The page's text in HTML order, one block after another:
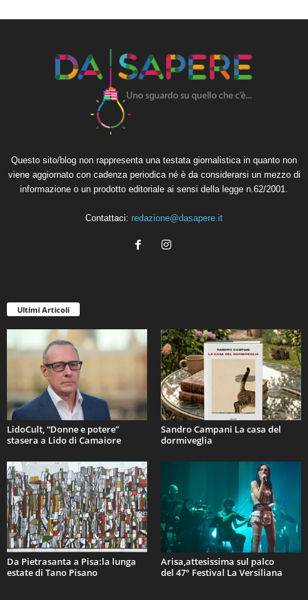
Questo sito/blog non rappresenta una testata giornalistica in quanto non
viene aggiornato con cadenza periodica né è da considerarsi un mezzo di
informazione o un prodotto editoriale ai sensi della legge n.62/2001.
Contattaci: redazione@dasapere.it
Ultimi Articoli
LidoCult, “Donne e potere”
stasera a Lido di Camaiore
Sandro Campani La casa del
dormiveglia
Da Pietrasanta a Pisa:la lunga
estate di Tano Pisano
Arisa,attesissima sul palco
del 47° Festival La Versiliana